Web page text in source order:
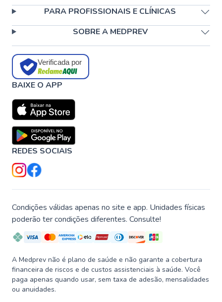
PARA PROFISSIONAIS E CLÍNICAS
SOBRE A MEDPREV
Verificada por
BAIXE O APP
REDES SOCIAIS
Condições válidas apenas no site e app. Unidades físicas
poderão ter condições diferentes. Consulte!
A Medprev não é plano de saúde e não garante a cobertura
financeira de riscos e de custos assistenciais à saúde. Você
paga apenas quando usar, sem taxa de adesão, mensalidades
ou anuidades.